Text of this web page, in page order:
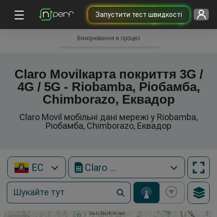
Запустити тест швидкості
Вимірювання в процесі
Claro Movilкарта покриття 3G /
4G / 5G - Riobamba, Ріобамба,
Chimborazo, Еквадор
Claro Movil мобільні дані мережі у Riobamba,
Ріобамба, Chimborazo, Еквадор
EC Claro Movil